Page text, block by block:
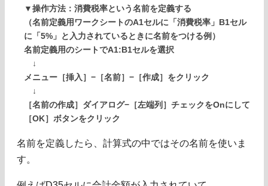
▼操作方法：消費税率という名前を定義する
（名前定義用ワークシートのA1セルに「消費税率」B1セル
に「5%」と入力されているときに名前をつける例）
名前定義用のシートでA1:B1セルを選択
↓
メニュー［挿入］−［名前］−［作成］をクリック
↓
［名前の作成］ダイアログ−［左端列］チェックをOnにして
［OK］ボタンをクリック
名前を定義したら、計算式の中ではその名前を使いま
す。